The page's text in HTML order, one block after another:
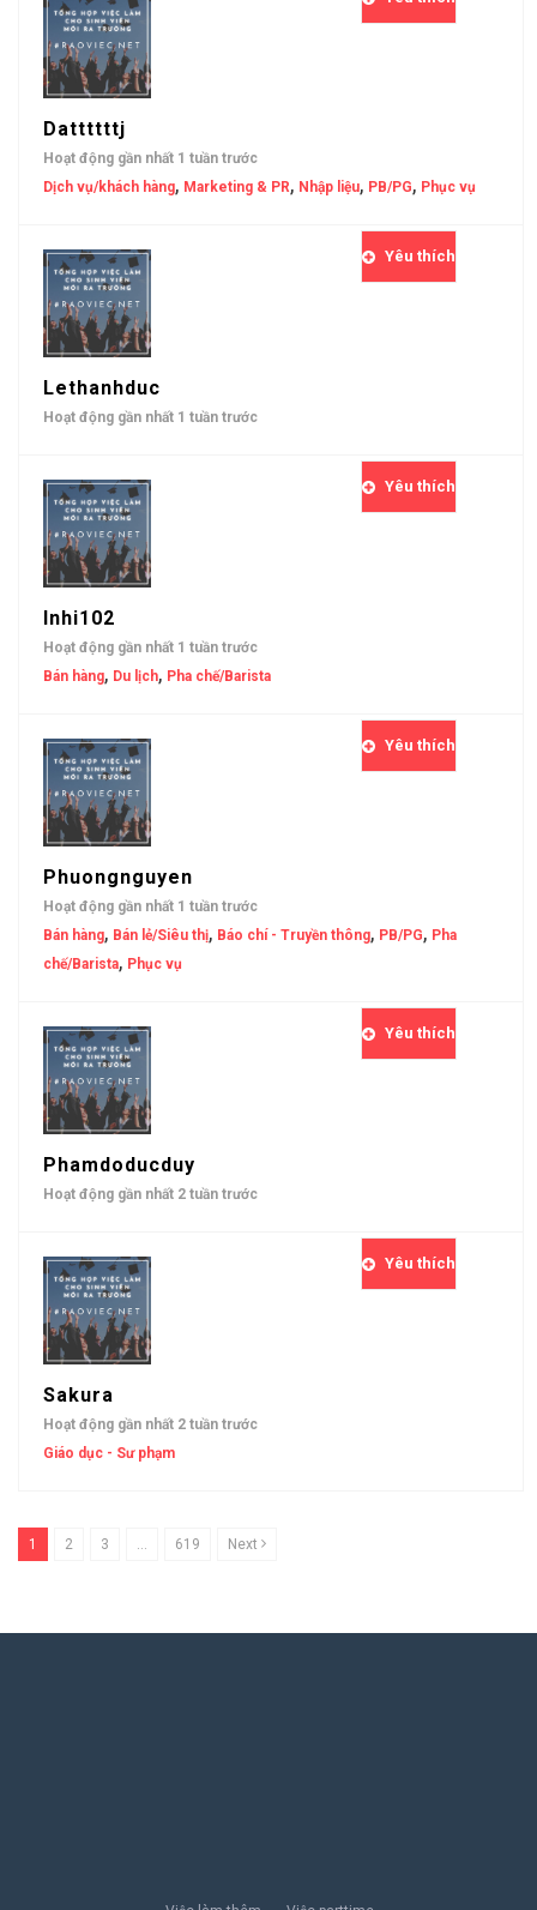
Dattttttj
Hoạt động gần nhất 1 tuần trước
Dịch vụ/khách hàng, Marketing & PR, Nhập liệu, PB/PG, Phục vụ
Lethanhduc
Hoạt động gần nhất 1 tuần trước
Yêu thích
Inhi102
Hoạt động gần nhất 1 tuần trước
Bán hàng, Du lịch, Pha chế/Barista
Yêu thích
Phuongnguyen
Hoạt động gần nhất 1 tuần trước
Bán hàng, Bán lẻ/Siêu thị, Báo chí - Truyền thông, PB/PG, Pha
chế/Barista, Phục vụ
Yêu thích
Phamdoducduy
Hoạt động gần nhất 2 tuần trước
Yêu thích
Sakura
Hoạt động gần nhất 2 tuần trước
Giáo dục - Sư phạm
Yêu thích
1 2 3 … 619 Next